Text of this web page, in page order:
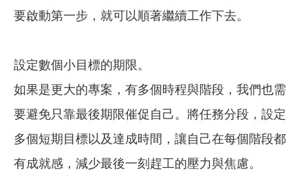
要啟動第一步，就可以順著繼續工作下去。
設定數個小目標的期限。
如果是更大的專案，有多個時程與階段，我們也需
要避免只靠最後期限催促自己。將任務分段，設定
多個短期目標以及達成時間，讓自己在每個階段都
有成就感，減少最後一刻趕工的壓力與焦慮。